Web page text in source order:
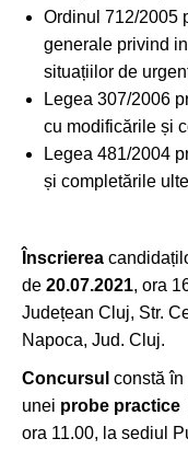
Ordinul 712/2005
generale privind
situațiilor de
Legea 307/2006
cu modificările și
Legea 481/2004
și completările
Înscrierea
de 20.07.2021, ora
Județean Cluj, Str.
Napoca, Jud. Cluj.
Concursul constă în
unei probe practice
ora 11.00, la sediul